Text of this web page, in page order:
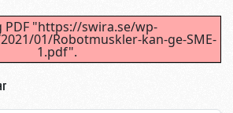
PDF "https://swira.se/wp-
01/Robotmuskler-kan-ge-SME-
1.pdf".